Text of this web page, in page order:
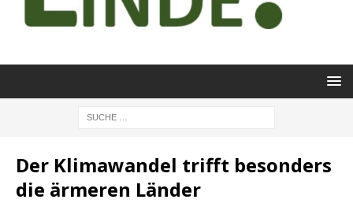
Der Klimawandel trifft besonders
die ärmeren Länder